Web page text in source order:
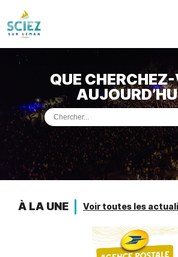
ACCUEIL
VOTREMAIRIE
VIEPRATIQUE
DÉMARCHES &
PORTDE PLAISANCE
PRÉHISTOIRE
QUE
À LA UNE Voir toutes les